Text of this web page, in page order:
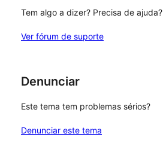
Tem algo a dizer? Precisa de ajuda?
Ver fórum de suporte
Denunciar
Este tema tem problemas sérios?
Denunciar este tema